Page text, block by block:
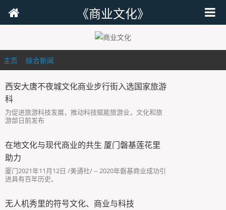
《商业文化》
主页 综合新闻
西安大唐不夜城文化商业步行街入选国家旅游
科
为促进旅游科技发展，推动科技赋能旅游业，文化和旅
游部日前发布
在地文化与现代商业的共生 厦门磐基莲花里
助力
厦门2021年11月12日 /美通社/ -- 2020年磐基商业成功引
进具有百年历史、
无人机秀里的符号文化、商业与科技